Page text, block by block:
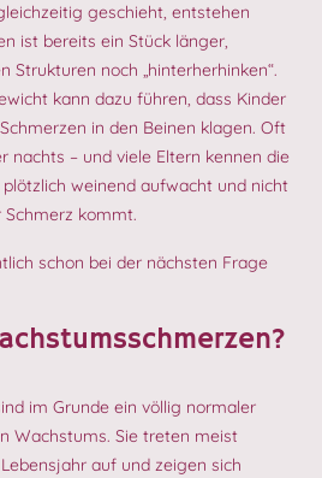
geschieht, entstehen
ist bereits ein Stück länger,
Strukturen noch „hinterherhinken“.
kann dazu führen, dass Kinder
in den Beinen klagen. Oft
nachts – und viele Eltern kennen die
weinend aufwacht und nicht
kommt.
schon bei der nächsten Frage
im Grunde ein völlig normaler
Wachstums. Sie treten meist
auf und zeigen sich